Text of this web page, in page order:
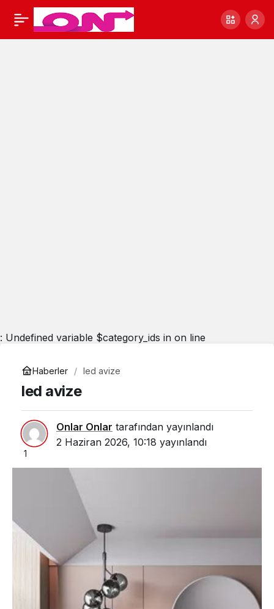
: Undefined variable $category_ids in on line
Haberler led avize
led avize
Onlar Onlar tarafından yayınlandı
2 Haziran 2026, 10:18 yayınlandı
1
Sarkıt Avizeler ile Paylaş